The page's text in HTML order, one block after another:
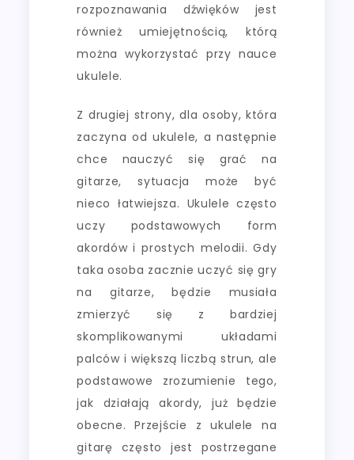
rozpoznawania dźwięków jest
również umiejętnością, którą
można wykorzystać przy nauce
ukulele.
Z drugiej strony, dla osoby, która
zaczyna od ukulele, a następnie
chce nauczyć się grać na
gitarze, sytuacja może być
nieco łatwiejsza. Ukulele często
uczy podstawowych form
akordów i prostych melodii. Gdy
taka osoba zacznie uczyć się gry
na gitarze, będzie musiała
zmierzyć się z bardziej
skomplikowanymi układami
palców i większą liczbą strun, ale
podstawowe zrozumienie tego,
jak działają akordy, już będzie
obecne. Przejście z ukulele na
gitarę często jest postrzegane